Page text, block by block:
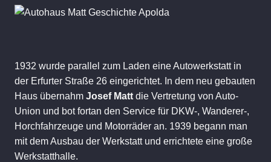
1932 wurde parallel zum Laden eine Autowerkstatt in
der Erfurter Straße 26 eingerichtet. In dem neu gebauten
Haus übernahm Josef Matt die Vertretung von Auto-
Union und bot fortan den Service für DKW-, Wanderer-,
Horchfahrzeuge und Motorräder an. 1939 begann man
mit dem Ausbau der Werkstatt und errichtete eine große
Werkstatthalle.